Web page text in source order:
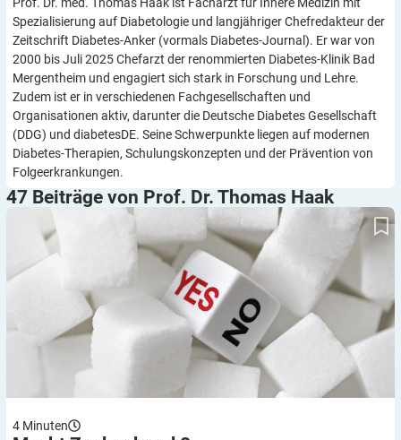
Spezialisierung auf Diabetologie und langjähriger Chefredakteur der
Zeitschrift Diabetes-Anker (vormals Diabetes-Journal). Er war von
2000 bis Juli 2025 Chefarzt der renommierten Diabetes-Klinik Bad
Mergentheim und engagiert sich stark in Forschung und Lehre.
Zudem ist er in verschiedenen Fachgesellschaften und
Organisationen aktiv, darunter die Deutsche Diabetes Gesellschaft
(DDG) und diabetesDE. Seine Schwerpunkte liegen auf modernen
Diabetes-Therapien, Schulungskonzepten und der Prävention von
Folgeerkrankungen.
47 Beiträge von Prof. Dr. Thomas Haak
Macht Zucker krank?
4 Minuten